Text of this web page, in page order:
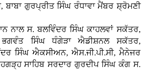
ਬਾਬਾ ਗੁਰਪ੍ਰੀਤ ਸਿੰਘ ਰੰਧਾਵਾ ਮੈਂਬਰ ਸ਼੍ਰੋਮਣੀ
ਨਾਲ ਸ. ਬਲਵਿੰਦਰ ਸਿੰਘ ਕਾਹਲਵਾਂ ਸਕੱਤਰ,
ਭਗਵੰਤ ਸਿੰਘ ਧੰਗੇੜਾ ਐਡੀਸ਼ਨਲ ਸਕੱਤਰ,
ਸਿੰਘ ਐਕਸੀਅਨ, ਐਸ.ਜੀ.ਪੀ.ਸੀ, ਮੈਨੇਜਰ
ਸਾਹਿਬ ਸਰਦਾਰ ਗੁਰਦੀਪ ਸਿੰਘ ਕੰਗ ਸ.